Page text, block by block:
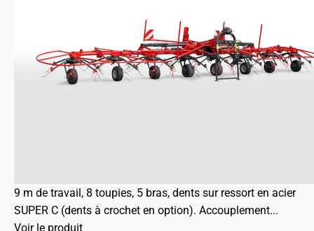
9 m de travail, 8 toupies, 5 bras, dents sur ressort en acier
SUPER C (dents à crochet en option). Accouplement...
Voir le produit